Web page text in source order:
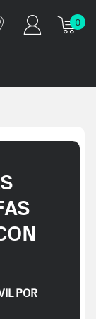
0
POR